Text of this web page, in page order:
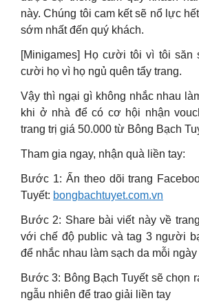
này. Chúng tôi cam kết sẽ nổ lực
sớm nhất đến quý khách.
[Minigames] Họ cười tôi vì tôi săn
cười họ vì họ ngủ quên tẩy trang.
Vậy thì ngại gì không nhắc nhau
khi ở nhà để có cơ hội nhận
trang trị giá 50.000 từ Bông Bạch
Tham gia ngay, nhận quà liền tay:
Bước 1: Ấn theo dõi trang
Tuyết: bongbachtuyet.com.vn
Bước 2: Share bài viết này về
với chế độ public và tag 3 người
để nhắc nhau làm sạch da mỗi
Bước 3: Bông Bạch Tuyết sẽ chọn
ngẫu nhiên để trao giải liền tay